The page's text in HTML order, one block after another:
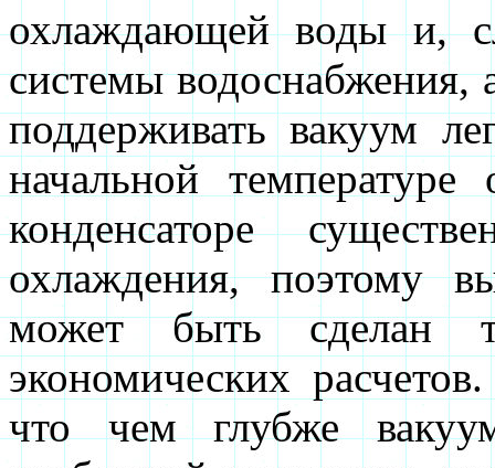
охлаждающей воды и,
системы водоснабжения,
поддерживать вакуум
начальной
конденсаторе
охлаждения, поэтому
может быть сделан
экономических
что чем глубже